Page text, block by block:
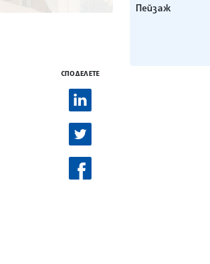
Пейзаж
СПОДЕЛЕТЕ